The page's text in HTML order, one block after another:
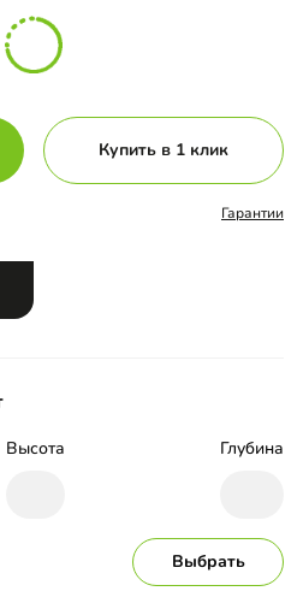
Купить в 1 клик
Гарантии
Высота Глубина
Выбрать